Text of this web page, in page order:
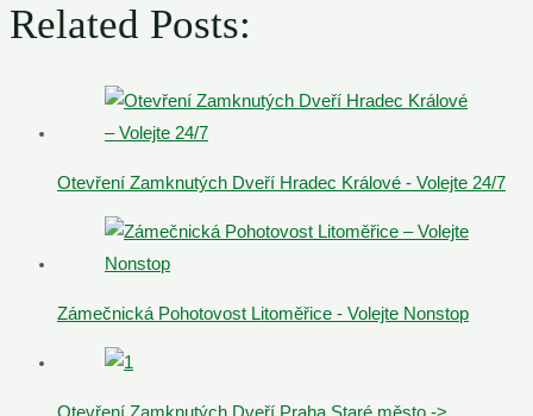
Related Posts:
Otevření Zamknutých Dveří Hradec Králové - Volejte 24/7
Zámečnická Pohotovost Litoměřice - Volejte Nonstop